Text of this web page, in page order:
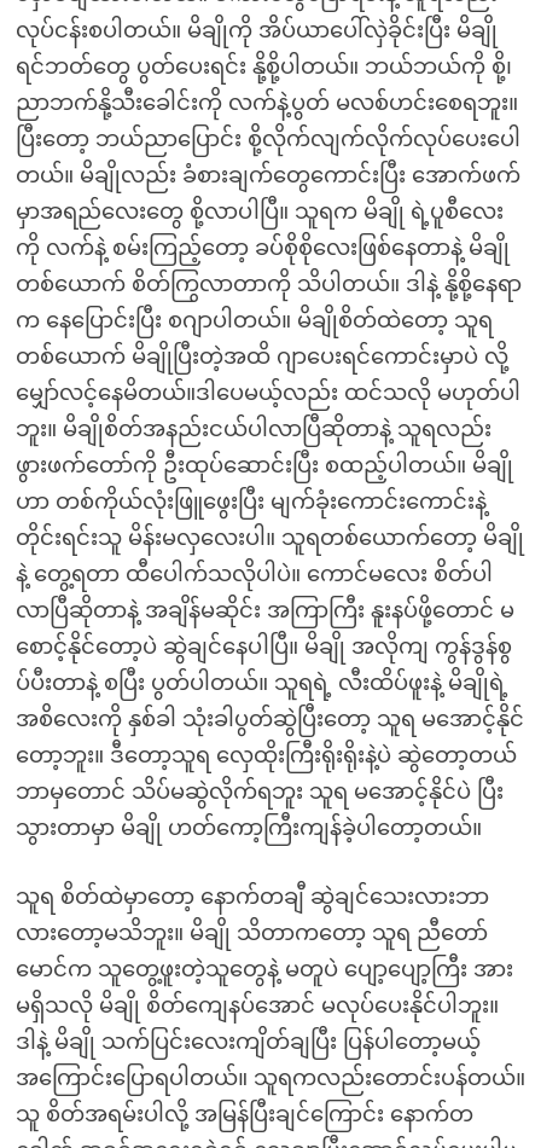
လုပ်ငန်းစပါတယ်။ မိချိုကို အိပ်ယာပေါ်လှဲခိုင်းပြီး မိချို
ရင်ဘတ်တွေ ပွတ်ပေးရင်း နို့စို့ပါတယ်။ ဘယ်ဘယ်ကို စို့၊
ညာဘက်နို့သီးခေါင်းကို လက်နဲ့ပွတ် မလစ်ဟင်းစေရဘူး။
ပြီးတော့ ဘယ်ညာပြောင်း စို့လိုက်လျက်လိုက်လုပ်ပေးပေါ
တယ်။ မိချိုလည်း ခံစားချက်တွေကောင်းပြီး အောက်ဖက်
မှာအရည်လေးတွေ စို့လာပါပြီ။ သူရက မိချို ရဲ့ပူစီလေး
ကို လက်နဲ့ စမ်းကြည့်တော့ ခပ်စိုစိုလေးဖြစ်နေတာနဲ့ မိချို
တစ်ယောက် စိတ်ကြွလာတာကို သိပါတယ်။ ဒါနဲ့ နို့စို့နေရာ
က နေပြောင်းပြီး စဂျာပါတယ်။ မိချိုစိတ်ထဲတော့ သူရ
တစ်ယောက် မိချိုပြီးတဲ့အထိ ဂျာပေးရင်ကောင်းမှာပဲ လို့
မျှော်လင့်နေမိတယ်။ဒါပေမယ့်လည်း ထင်သလို မဟုတ်ပါ
ဘူး။ မိချိုစိတ်အနည်းငယ်ပါလာပြီဆိုတာနဲ့ သူရလည်း
ဖွားဖက်တော်ကို ဦးထုပ်ဆောင်းပြီး စထည့်ပါတယ်။ မိချို
ဟာ တစ်ကိုယ်လုံးဖြူဖွေးပြီး မျက်ခုံးကောင်းကောင်းနဲ့
တိုင်းရင်းသူ မိန်းမလှလေးပါ။ သူရတစ်ယောက်တော့ မိချို
နဲ့ တွေ့ရတာ ထီပေါက်သလိုပါပဲ။ ကောင်မလေး စိတ်ပါ
လာပြီဆိုတာနဲ့ အချိန်မဆိုင်း အကြာကြီး နူးနပ်ဖို့တောင် မ
စောင့်နိုင်တော့ပဲ ဆွဲချင်နေပါပြီ။ မိချို အလိုကျ ကွန်ဒွန်စွ
ပ်ပီးတာနဲ့ စပြီး ပွတ်ပါတယ်။ သူရရဲ့ လီးထိပ်ဖူးနဲ့ မိချိုရဲ့
အစိလေးကို နှစ်ခါ သုံးခါပွတ်ဆွဲပြီးတော့ သူရ မအောင့်နိုင်
တော့ဘူး။ ဒီတော့သူရ လှေထိုးကြီးရိုးရိုးနဲ့ပဲ ဆွဲတော့တယ်
ဘာမှတောင် သိပ်မဆွဲလိုက်ရဘူး သူရ မအောင့်နိုင်ပဲ ပြီး
သွားတာမှာ မိချို ဟတ်ကော့ကြီးကျန်ခဲ့ပါတော့တယ်။
သူရ စိတ်ထဲမှာတော့ နောက်တချီ ဆွဲချင်သေးလားဘာ
လားတော့မသိဘူး။ မိချို သိတာကတော့ သူရ ညီတော်
မောင်က သူတွေ့ဖူးတဲ့သူတွေနဲ့ မတူပဲ ပျော့ပျော့ကြီး အား
မရှိသလို မိချို စိတ်ကျေနပ်အောင် မလုပ်ပေးနိုင်ပါဘူး။
ဒါနဲ့ မိချို သက်ပြင်းလေးကျိတ်ချပြီး ပြန်ပါတော့မယ့်
အကြောင်းပြောရပါတယ်။ သူရကလည်းတောင်းပန်တယ်။
သူ စိတ်အရမ်းပါလို့ အမြန်ပြီးချင်ကြောင်း နောက်တ